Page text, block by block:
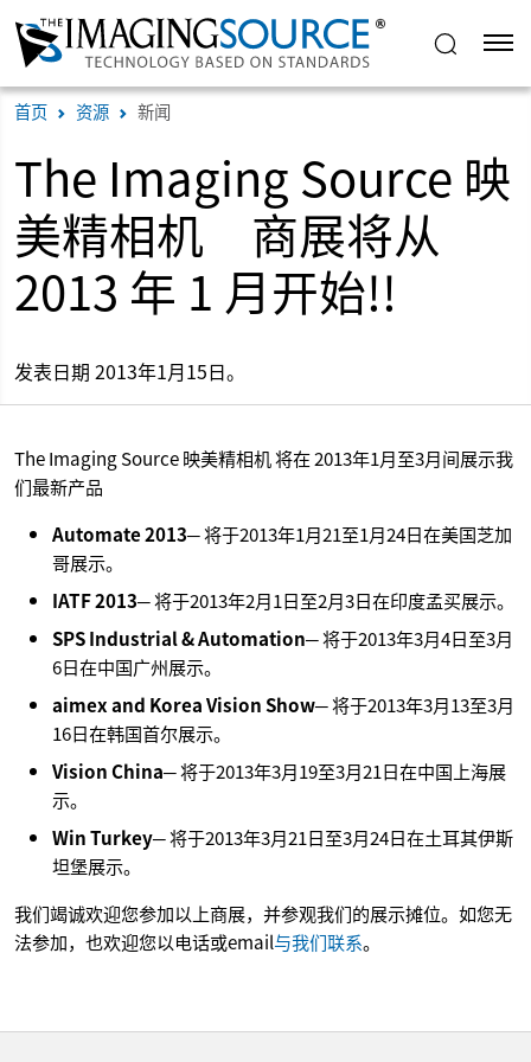
首页 资源 新闻
The Imaging Source 映
美精相机 商展将从
2013 年 1 月开始!!
发表日期 2013年1月15日。
The Imaging Source 映美精相机 将在 2013年1月至3月间展示我
们最新产品
Automate 2013─ 将于2013年1月21至1月24日在美国芝加
哥展示。
IATF 2013─ 将于2013年2月1日至2月3日在印度孟买展示。
SPS Industrial & Automation─ 将于2013年3月4日至3月
6日在中国广州展示。
aimex and Korea Vision Show─ 将于2013年3月13至3月
16日在韩国首尔展示。
Vision China─ 将于2013年3月19至3月21日在中国上海展
示。
Win Turkey─ 将于2013年3月21日至3月24日在土耳其伊斯
坦堡展示。
我们竭诚欢迎您参加以上商展，并参观我们的展示摊位。如您无
法参加，也欢迎您以电话或email与我们联系。